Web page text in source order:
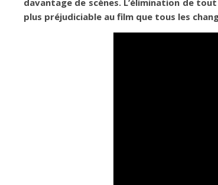
davantage de scènes. L’élimination de
plus préjudiciable au film que tous les